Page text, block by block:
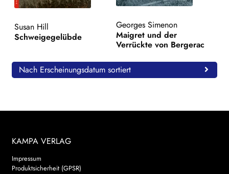
Susan Hill
Schweigegelübde
Georges Simenon
Maigret und der
Verrückte von Bergerac
Nach Erscheinungsdatum sortiert
KAMPA VERLAG
Impressum
Produktsicherheit (GPSR)